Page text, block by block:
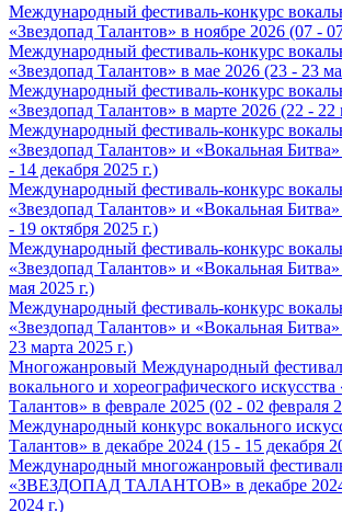
Международный фестиваль-конкурс
«Звездопад Талантов» в ноябре 2026 (07 -
Международный фестиваль-конкурс
«Звездопад Талантов» в мае 2026 (23 - 23
Международный фестиваль-конкурс
«Звездопад Талантов» в марте 2026 (22 - 22
Международный фестиваль-конкурс
«Звездопад Талантов» и «Вокальная
- 14 декабря 2025 г.)
Международный фестиваль-конкурс
«Звездопад Талантов» и «Вокальная
- 19 октября 2025 г.)
Международный фестиваль-конкурс
«Звездопад Талантов» и «Вокальная
мая 2025 г.)
Международный фестиваль-конкурс
«Звездопад Талантов» и «Вокальная
23 марта 2025 г.)
Многожанровый Международный
вокального и хореографического искусства
Талантов» в феврале 2025 (02 - 02 февраля
Международный конкурс вокального
Талантов» в декабре 2024 (15 - 15 декабря
Международный многожанровый
«ЗВЕЗДОПАД ТАЛАНТОВ» в декабре 2024
2024 г.)